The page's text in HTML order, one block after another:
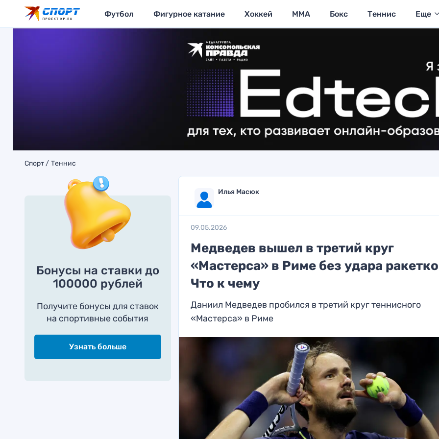
Футбол Фигурное катание Хоккей MMA Бокс Теннис Еще
Спорт Теннис
Бонусы на ставки до
100000 рублей
Получите бонусы для ставок
на спортивные события
Узнать больше
Илья Масюк
09.05.2026
Медведев вышел в третий круг
«Мастерса» в Риме без удара
Что к чему
Даниил Медведев пробился в третий круг теннисного
«Мастерса» в Риме